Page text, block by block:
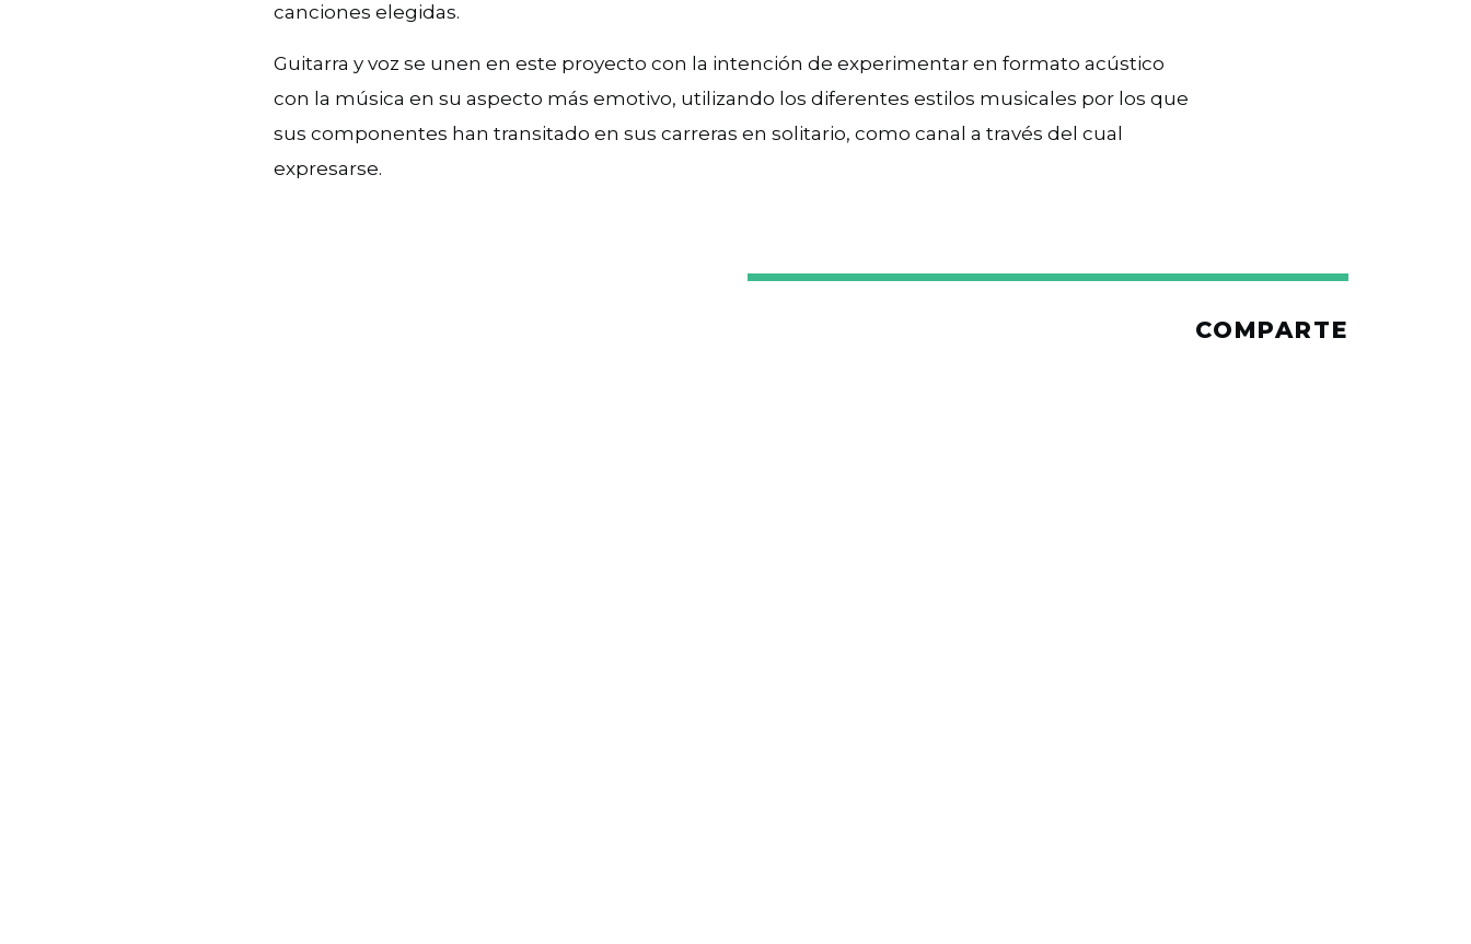
canciones elegidas.
Guitarra y voz se unen en este proyecto con la intención de experimentar en formato acústico
con la música en su aspecto más emotivo, utilizando los diferentes estilos musicales por los que
sus componentes han transitado en sus carreras en solitario, como canal a través del cual
expresarse.
COMPARTE